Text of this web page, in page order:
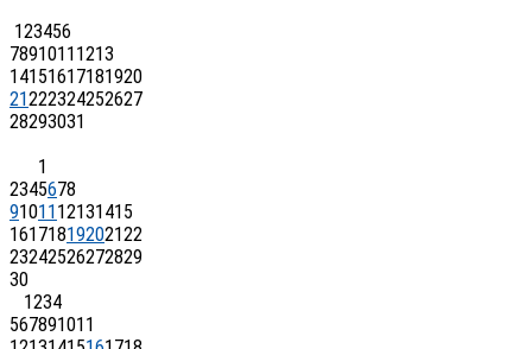
123456
7891011 1213
14151617181920
21222324252627
28293031
1
2345678
91011 12131415
16171819202122
23242526272829
30
1234
567891011